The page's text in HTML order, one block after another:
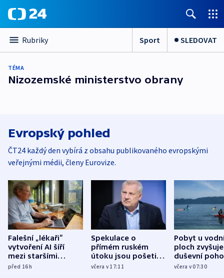
Rubriky Sport SLEDOVAT
TÉMA
Nizozemské ministerstvo obrany
Evropský pohled
ČT24 každý den vybírá z obsahu publikovaného evropskými
veřejnými médii, členy Eurovize.
Falešní „lékaři“
vytvoření AI šíří
mezi staršími
Poláky nebezpečné
před 16h
Spekulace o
přímém ruském
útoku jsou pošetilé,
míní estonský
včera v 17:11
Pobyt u
ploch zvyšuje
duševní
ukázala
včera v 07:30